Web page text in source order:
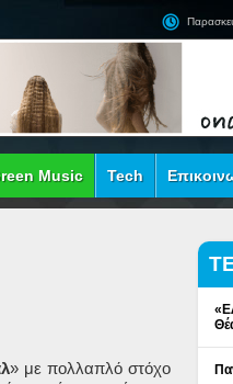
Music Tech
» με πολλαπλό στόχο